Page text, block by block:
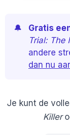
🔔 Gratis
Trial: The
andere
dan nu
Je kunt de
Killer